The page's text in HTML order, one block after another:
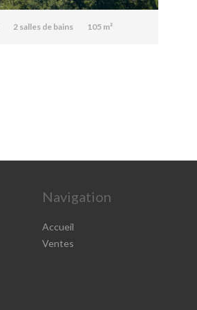
2 salles de bains 105 m²
Navigation
Accueil
Ventes